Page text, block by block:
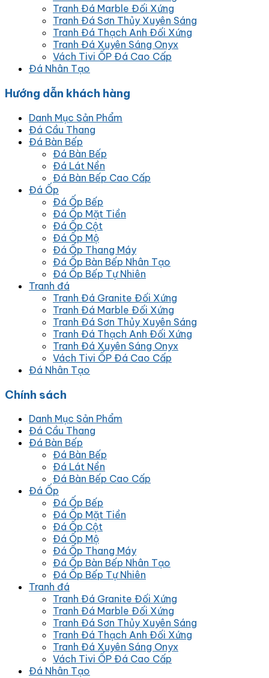
Tranh Đá Marble Đối Xứng
Tranh Đá Sơn Thủy Xuyên Sáng
Tranh Đá Thạch Anh Đối Xứng
Tranh Đá Xuyên Sáng Onyx
Vách Tivi ỐP Đá Cao Cấp
Đá Nhân Tạo
Hướng dẫn khách hàng
Danh Mục Sản Phẩm
Đá Cầu Thang
Đá Bàn Bếp
Đá Bàn Bếp
Đá Lát Nền
Đá Bàn Bếp Cao Cấp
Đá Ốp
Đá Ốp Bếp
Đá Ốp Mặt Tiền
Đá Ốp Cột
Đá Ốp Mộ
Đá Ốp Thang Máy
Đá Ốp Bàn Bếp Nhân Tạo
Đá Ốp Bếp Tự Nhiên
Tranh đá
Tranh Đá Granite Đối Xứng
Tranh Đá Marble Đối Xứng
Tranh Đá Sơn Thủy Xuyên Sáng
Tranh Đá Thạch Anh Đối Xứng
Tranh Đá Xuyên Sáng Onyx
Vách Tivi ỐP Đá Cao Cấp
Đá Nhân Tạo
Chính sách
Danh Mục Sản Phẩm
Đá Cầu Thang
Đá Bàn Bếp
Đá Bàn Bếp
Đá Lát Nền
Đá Bàn Bếp Cao Cấp
Đá Ốp
Đá Ốp Bếp
Đá Ốp Mặt Tiền
Đá Ốp Cột
Đá Ốp Mộ
Đá Ốp Thang Máy
Đá Ốp Bàn Bếp Nhân Tạo
Đá Ốp Bếp Tự Nhiên
Tranh đá
Tranh Đá Granite Đối Xứng
Tranh Đá Marble Đối Xứng
Tranh Đá Sơn Thủy Xuyên Sáng
Tranh Đá Thạch Anh Đối Xứng
Tranh Đá Xuyên Sáng Onyx
Vách Tivi ỐP Đá Cao Cấp
Đá Nhân Tạo